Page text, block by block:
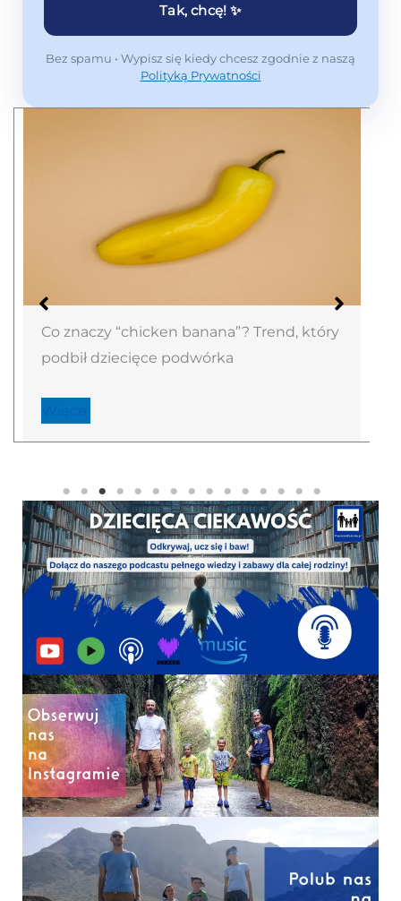
Tak, chcę! ✨
Bez spamu • Wypisz się kiedy chcesz zgodnie z naszą
Polityką Prywatności
Co znaczy “chicken banana”? Trend, który
podbił dziecięce podwórka